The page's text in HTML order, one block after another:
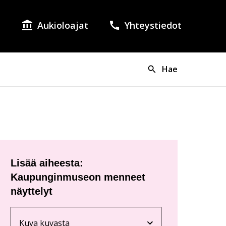
on valittuna suomi.
as the language of the page.
Aukioloajat Yhteystiedot
Hae
Lisää aiheesta:
Kaupunginmuseon menneet
näyttelyt
Kuva kuvasta